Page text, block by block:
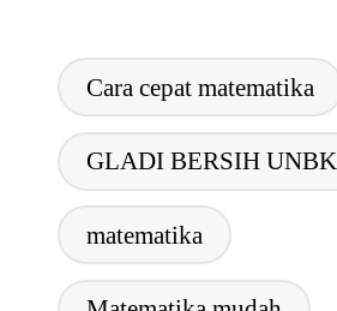
Cara cepat matematika
GLADI BERSIH UNBK
matematika